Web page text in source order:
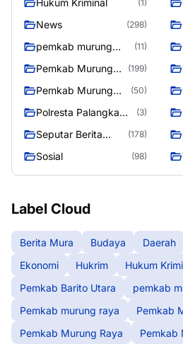
Hukum Kriminal (1)
News (298)
pemkab murung
(11)
Pemkab Murung
(199)
Pemkab Murung
(50)
Polresta Palangka
(3)
Seputar Berita
(178)
Sosial (98)
Label Cloud
Berita Mura Budaya Daerah
Ekonomi
Hukrim Hukum
Pemkab Barito Utara
pemkab
Pemkab murung raya
Pemkab
Pemkab Murung Raya
Pemkab